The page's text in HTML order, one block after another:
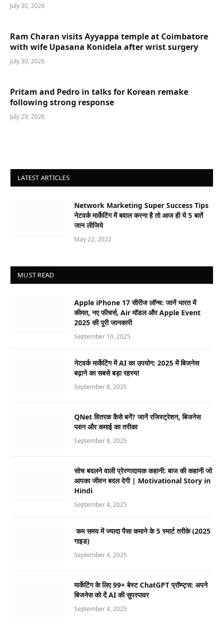
July 30, 2026
Ram Charan visits Ayyappa temple at Coimbatore
with wife Upasana Konidela after wrist surgery
July 30, 2026
Pritam and Pedro in talks for Korean remake
following strong response
July 29, 2026
LATEST ARTICLES
Network Marketing Super Success Tips
नेटवर्क मार्केटिंग में बवाल करना है तो आज ही ये 5 बातें
जान लीजिये
May 22, 2022
MUST READ
Apple iPhone 17 सीरीज लॉन्च: जानें भारत में
कीमत, नए फीचर्स, Air मॉडल और Apple Event
2025 की पूरी जानकारी
September 10, 2025
नेटवर्क मार्केटिंग में AI का उपयोग: 2025 में बिजनेस
बढ़ाने का सबसे बड़ा रहस्य!
September 8, 2025
QNet वितरक कैसे बनें? जानें रजिस्ट्रेशन, बिजनेस
प्लान और कमाई का तरीका
September 8, 2025
सोच बदलने वाली प्रेरणादायक कहानी: बाज की कहानी जो
आपका जीवन बदल देगी | Motivational Story in
Hindi
September 4, 2025
कम समय में ज्यादा पैसा कमाने के 5 स्मार्ट तरीके (2025
गाइड)
September 4, 2025
मार्केटिंग के लिए 99+ बेस्ट ChatGPT प्रॉम्प्ट्स: अपने
बिजनेस को दें AI की सुपरपावर
September 4, 2025